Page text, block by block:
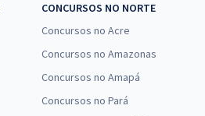
CONCURSOS NO NORTE
Concursos no Acre
Concursos no Amazonas
Concursos no Amapá
Concursos no Pará